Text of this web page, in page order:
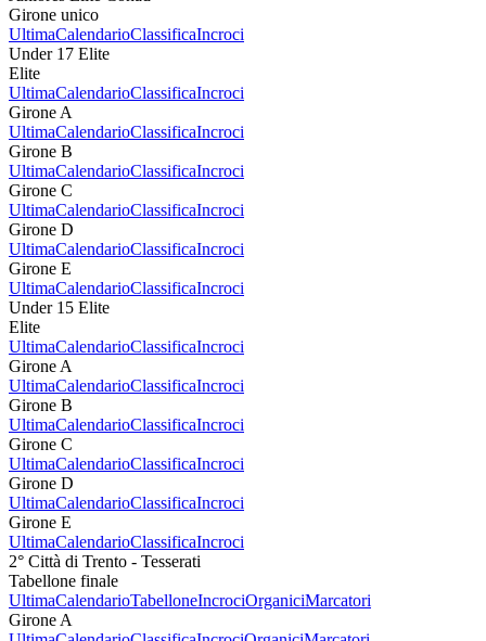
Girone unico
UltimaCalendarioClassificaIncroci
Under 17 Elite
Elite
UltimaCalendarioClassificaIncroci
Girone A
UltimaCalendarioClassificaIncroci
Girone B
UltimaCalendarioClassificaIncroci
Girone C
UltimaCalendarioClassificaIncroci
Girone D
UltimaCalendarioClassificaIncroci
Girone E
UltimaCalendarioClassificaIncroci
Under 15 Elite
Elite
UltimaCalendarioClassificaIncroci
Girone A
UltimaCalendarioClassificaIncroci
Girone B
UltimaCalendarioClassificaIncroci
Girone C
UltimaCalendarioClassificaIncroci
Girone D
UltimaCalendarioClassificaIncroci
Girone E
UltimaCalendarioClassificaIncroci
2° Città di Trento - Tesserati
Tabellone finale
UltimaCalendarioTabelloneIncrociOrganiciMarcatori
Girone A